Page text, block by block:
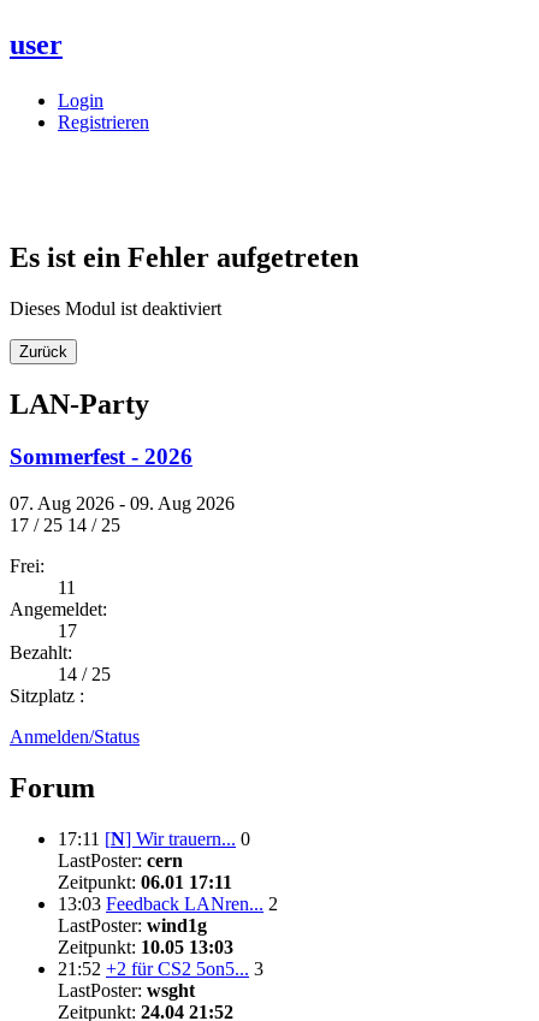
user
Login
Registrieren
Es ist ein Fehler aufgetreten
Dieses Modul ist deaktiviert
Zurück
LAN-Party
Sommerfest - 2026
07. Aug 2026 - 09. Aug 2026
17 / 25 14 / 25
Frei:
11
Angemeldet:
17
Bezahlt:
14 / 25
Sitzplatz :
Anmelden/Status
Forum
17:11 [N] Wir trauern... 0
LastPoster: cern
Zeitpunkt: 06.01 17:11
13:03 Feedback LANren... 2
LastPoster: wind1g
Zeitpunkt: 10.05 13:03
21:52 +2 für CS2 5on5... 3
LastPoster: wsght
Zeitpunkt: 24.04 21:52